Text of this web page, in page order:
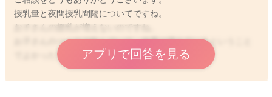
授乳量と夜間授乳間隔についてですね。
お子さんの授乳が増えないのですね。
お子さんのペースで飲んでいて、体重は増えているということ
でよかったでしょうか？
①このままの量で成長に影響ないのでしょうか？
アプリで回答を見る